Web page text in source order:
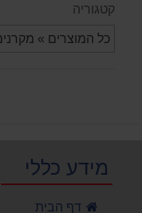
קטגוריה
מידע כללי
דף הבית